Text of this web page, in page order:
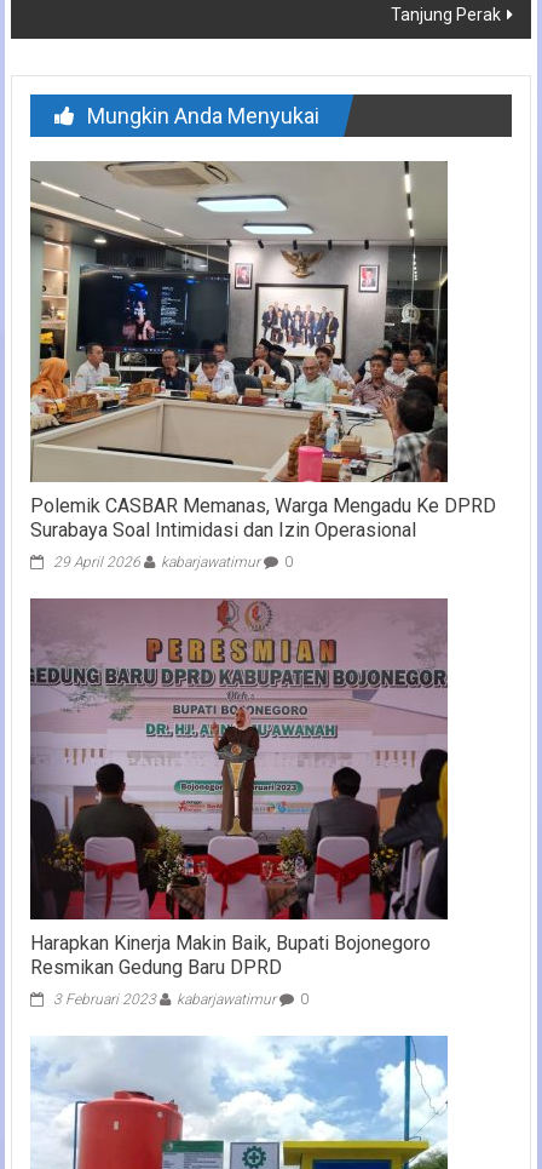
Tanjung Perak
Mungkin Anda Menyukai
Polemik CASBAR Memanas, Warga Mengadu Ke DPRD
Surabaya Soal Intimidasi dan Izin Operasional
29 April 2026 kabarjawatimur 0
Harapkan Kinerja Makin Baik, Bupati Bojonegoro
Resmikan Gedung Baru DPRD
3 Februari 2023 kabarjawatimur 0